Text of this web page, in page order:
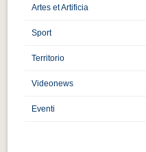
Musica e teatro
Musica e teatro
Distretto industriale
Distretto
Muoversi a Vigevano
Artes et Artificia
Sport
Territorio
Videonews
Eventi